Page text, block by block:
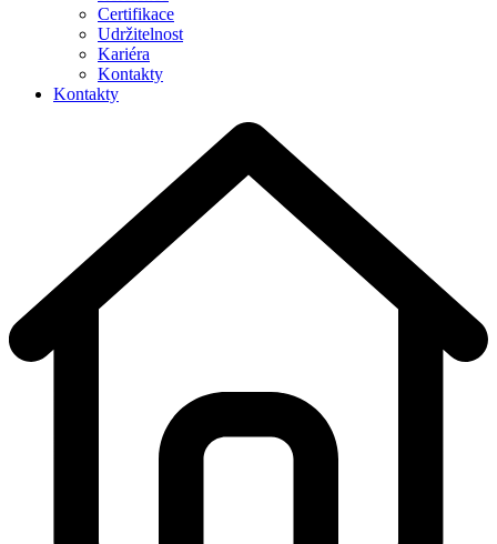
Certifikace
Udržitelnost
Kariéra
Kontakty
Kontakty